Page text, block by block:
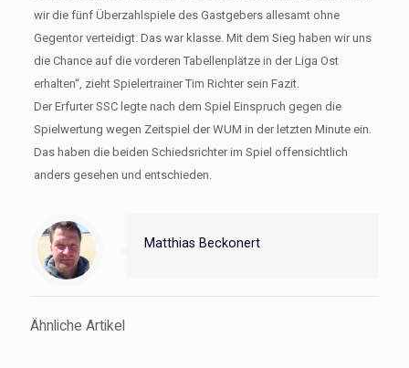
wir die fünf Überzahlspiele des Gastgebers allesamt ohne
Gegentor verteidigt. Das war klasse. Mit dem Sieg haben wir uns
die Chance auf die vorderen Tabellenplätze in der Liga Ost
erhalten“, zieht Spielertrainer Tim Richter sein Fazit.
Der Erfurter SSC legte nach dem Spiel Einspruch gegen die
Spielwertung wegen Zeitspiel der WUM in der letzten Minute ein.
Das haben die beiden Schiedsrichter im Spiel offensichtlich
anders gesehen und entschieden.
Matthias Beckonert
Ähnliche Artikel